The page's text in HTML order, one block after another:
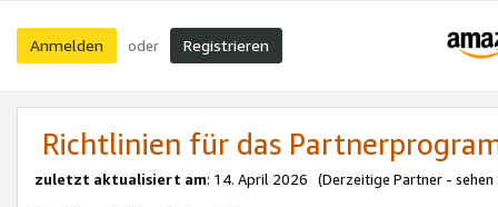
Anmelden oder Registrieren
Richtlinien für das
zuletzt aktualisiert am: 14. April 2026 (Derzeitige Partner - sehen